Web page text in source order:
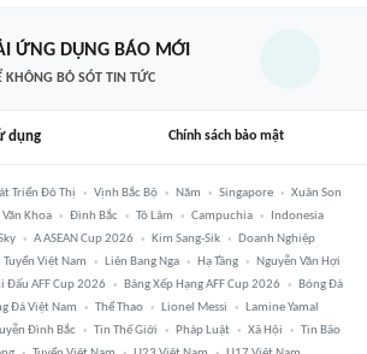
ỨNG DỤNG BÁO MỚI
KHÔNG BỎ SÓT TIN TỨC
dụng Chính sách bảo mật
Triển Đô Thị Vịnh Bắc Bộ Năm Singapore
Xuân Son
Khoa Đình Bắc Tô Lâm Campuchia
Indonesia
A ASEAN Cup 2026 Kim Sang-Sik
Doanh Nghiệp
Việt Nam Liên Bang Nga Hạ Tầng
Nguyễn Văn Hợi
Đấu AFF Cup 2026 Bảng Xếp Hạng AFF Cup 2026
Bóng Đá
Đá Việt Nam Thể Thao Lionel Messi
Lamine Yamal
Đình Bắc Tin Thế Giới Pháp Luật Xã Hội
Tin Bão